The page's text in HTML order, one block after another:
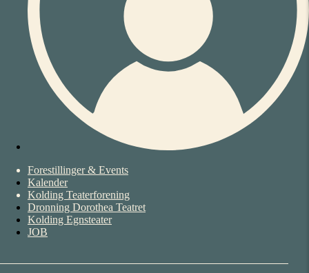
Forestillinger & Events
Kalender
Kolding Teaterforening
Dronning Dorothea Teatret
Kolding Egnsteater
JOB